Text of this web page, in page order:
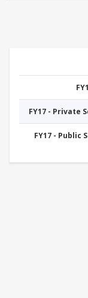
FY17 -
FY17